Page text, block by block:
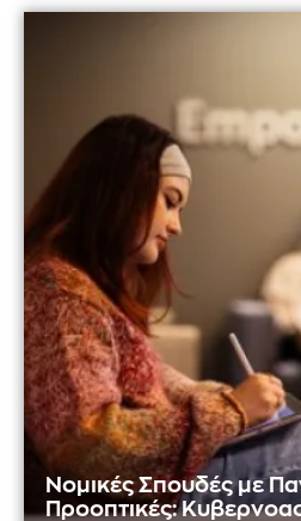
Νομικές Σπουδές με
Προοπτικές: